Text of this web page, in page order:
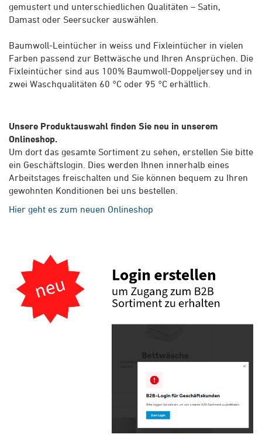
gemustert und unterschiedlichen Qualitäten – Satin,
Damast oder Seersucker auswählen.
Baumwoll-Leintücher in weiss und Fixleintücher in vielen
Farben passend zur Bettwäsche und Ihren Ansprüchen. Die
Fixleintücher sind aus 100% Baumwoll-Doppeljersey und in
zwei Waschqualitäten 60 °C oder 95 °C erhältlich.
Unsere Produktauswahl finden Sie neu in unserem
Onlineshop.
Um dort das gesamte Sortiment zu sehen, erstellen Sie bitte
ein Geschäftslogin. Dies werden Ihnen innerhalb eines
Arbeitstages freischalten und Sie können bequem zu Ihren
gewohnten Konditionen bei uns bestellen.
Hier geht es zum neuen Onlineshop